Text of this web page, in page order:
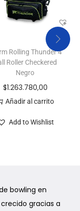
Rolling Thunder 4
Roller Checkered
Negro
$1.263.780,00
Añadir al carrito
Add to Wishlist
bowling en
gracias a